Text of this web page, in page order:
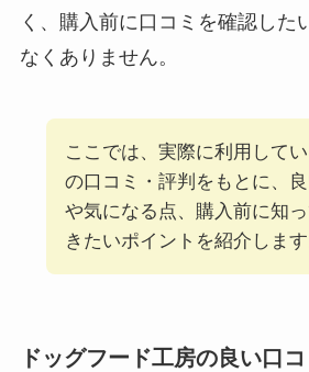
く、購入前に口コミを確認した
なくありません。
ここでは、実際に利用して
の口コミ・評判をもとに、
や気になる点、購入前に知
きたいポイントを紹介します
ドッグフード工房の良い口